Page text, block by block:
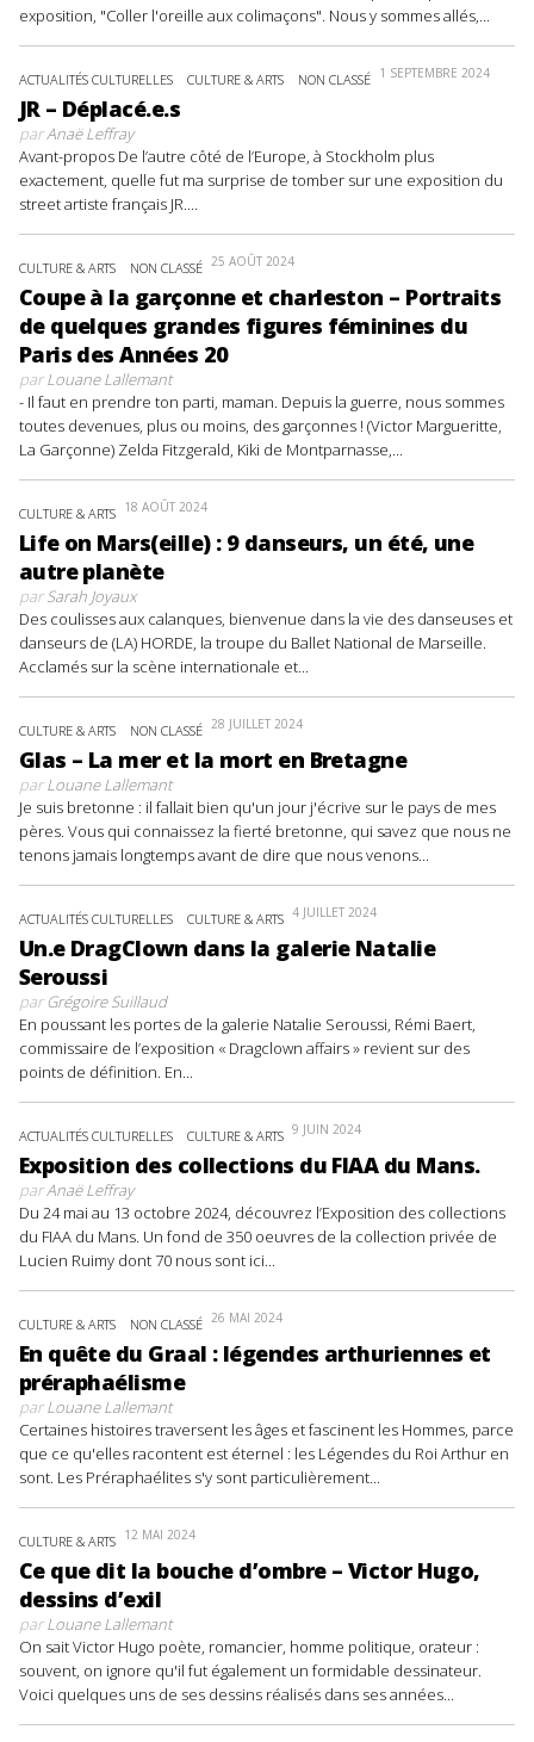
exposition, "Coller l'oreille aux colimaçons". Nous y sommes allés,...
ACTUALITÉS CULTURELLES CULTURE & ARTS NON CLASSÉ 1 SEPTEMBRE 2024
JR – Déplacé.e.s
parAnaë Leffray
Avant-propos De l’autre côté de l’Europe, à Stockholm plus
exactement, quelle fut ma surprise de tomber sur une exposition du
street artiste français JR....
CULTURE & ARTS NON CLASSÉ 25 AOÛT 2024
Coupe à la garçonne et charleston – Portraits
de quelques grandes figures féminines du
Paris des Années 20
parLouane Lallemant
- Il faut en prendre ton parti, maman. Depuis la guerre, nous sommes
toutes devenues, plus ou moins, des garçonnes ! (Victor Margueritte,
La Garçonne) Zelda Fitzgerald, Kiki de Montparnasse,...
CULTURE & ARTS 18 AOÛT 2024
Life on Mars(eille) : 9 danseurs, un été, une
autre planète
parSarah Joyaux
Des coulisses aux calanques, bienvenue dans la vie des danseuses et
danseurs de (LA) HORDE, la troupe du Ballet National de Marseille.
Acclamés sur la scène internationale et...
CULTURE & ARTS NON CLASSÉ 28 JUILLET 2024
Glas – La mer et la mort en Bretagne
parLouane Lallemant
Je suis bretonne : il fallait bien qu'un jour j'écrive sur le pays de mes
pères. Vous qui connaissez la fierté bretonne, qui savez que nous ne
tenons jamais longtemps avant de dire que nous venons...
ACTUALITÉS CULTURELLES CULTURE & ARTS 4 JUILLET 2024
Un.e DragClown dans la galerie Natalie
Seroussi
parGrégoire Suillaud
En poussant les portes de la galerie Natalie Seroussi, Rémi Baert,
commissaire de l’exposition « Dragclown affairs » revient sur des
points de définition. En...
ACTUALITÉS CULTURELLES CULTURE & ARTS 9 JUIN 2024
Exposition des collections du FIAA du Mans.
parAnaë Leffray
Du 24 mai au 13 octobre 2024, découvrez l’Exposition des collections
du FIAA du Mans. Un fond de 350 oeuvres de la collection privée de
Lucien Ruimy dont 70 nous sont ici...
CULTURE & ARTS NON CLASSÉ 26 MAI 2024
En quête du Graal : légendes arthuriennes et
préraphaélisme
parLouane Lallemant
Certaines histoires traversent les âges et fascinent les Hommes, parce
que ce qu'elles racontent est éternel : les Légendes du Roi Arthur en
sont. Les Préraphaélites s'y sont particulièrement...
CULTURE & ARTS 12 MAI 2024
Ce que dit la bouche d’ombre – Victor Hugo,
dessins d’exil
parLouane Lallemant
On sait Victor Hugo poète, romancier, homme politique, orateur :
souvent, on ignore qu'il fut également un formidable dessinateur.
Voici quelques uns de ses dessins réalisés dans ses années...